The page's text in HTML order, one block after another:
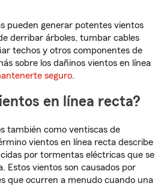
pueden generar potentes vientos
derribar árboles, tumbar cables
techos y otros componentes de
sobre los dañinos vientos en línea
seguro.
en línea recta?
también como ventiscas de
vientos en línea recta describe
por tormentas eléctricas que se
Estos vientos son causados por
que ocurren a menudo cuando una